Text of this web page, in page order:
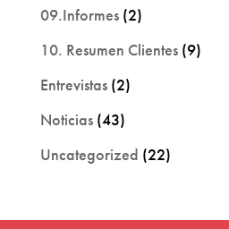
09.Informes(2)
10. Resumen Clientes(9)
Entrevistas(2)
Noticias(43)
Uncategorized (22)